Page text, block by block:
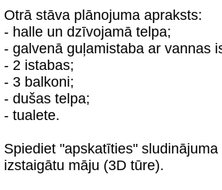
Otrā stāva plānojuma apraksts:
- halle un dzīvojamā telpa;
- galvenā guļamistaba ar vannas
- 2 istabas;
- 3 balkoni;
- dušas telpa;
- tualete.
Spiediet "apskatīties"
izstaigātu māju (3D tūre).